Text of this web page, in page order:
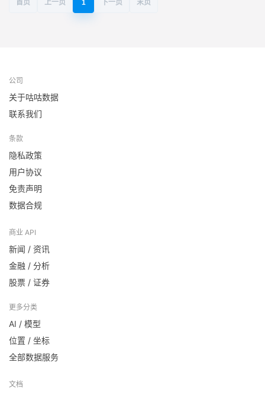
首页 上一页 1 下一页 末页
公司
关于咕咕数据
联系我们
条款
隐私政策
用户协议
免责声明
数据合规
商业 API
新闻 / 资讯
金融 / 分析
股票 / 证券
更多分类
AI / 模型
位置 / 坐标
全部数据服务
文档